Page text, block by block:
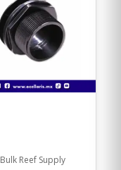
Bulk Reef Supply